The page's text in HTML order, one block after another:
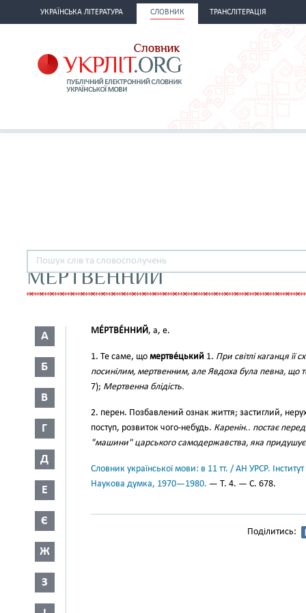
УКРАЇНСЬКА ЛІТЕРАТУРА СЛОВНИК ТРАНСЛІТЕРАЦІЯ
МЕРТВЕННИЙ
А
Б
В
Г
Д
Е
Є
Ж
З
МЕ́РТВЕ́ННИЙ, а, е.
1. Те саме, що мертве́цький 1. При світлі каганця
посинілим, мертвенним, але Явдоха була певна, що
7); Мертвенна блідість.
2. перен. Позбавлений ознак життя; застиглий,
поступ, розвиток чого-небудь. Каренін.. постає
"машини" царського самодержавства, яка
Словник української мови: в 11 тт. / АН УРСР.
Наукова думка, 1970—1980. — Т. 4. — С. 678.
Поділитись: